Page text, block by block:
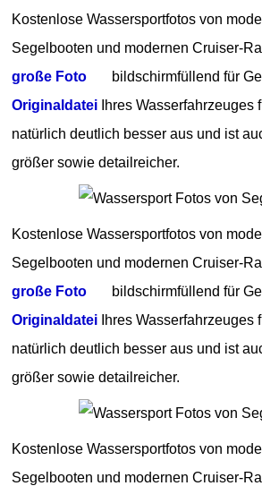
Kostenlose Wassersportfotos von
Segelbooten und modernen Cruiser-
große Foto
bildschirmfüllend für
Originaldatei Ihres Wasserfahrzeuges
natürlich deutlich besser aus und ist
größer sowie detailreicher.
Kostenlose Wassersportfotos von
Segelbooten und modernen Cruiser-
große Foto
bildschirmfüllend für
Originaldatei Ihres Wasserfahrzeuges
natürlich deutlich besser aus und ist
größer sowie detailreicher.
Kostenlose Wassersportfotos von
Segelbooten und modernen Cruiser-